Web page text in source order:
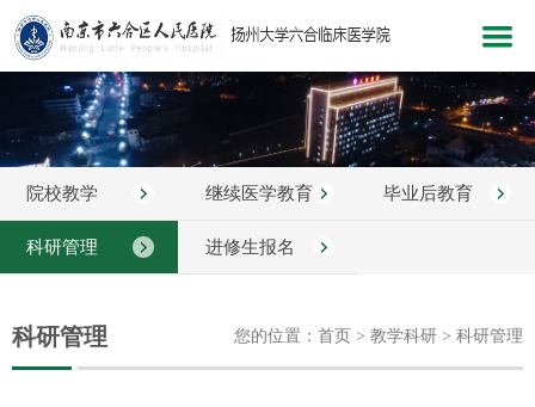
网站首页
医院概况
新闻中心
科室介绍
医院服务
院校教学 继续医学教育 毕业后教育
科研管理 进修生报名
科研管理 您的位置：首页 > 教学科研 > 科研管理